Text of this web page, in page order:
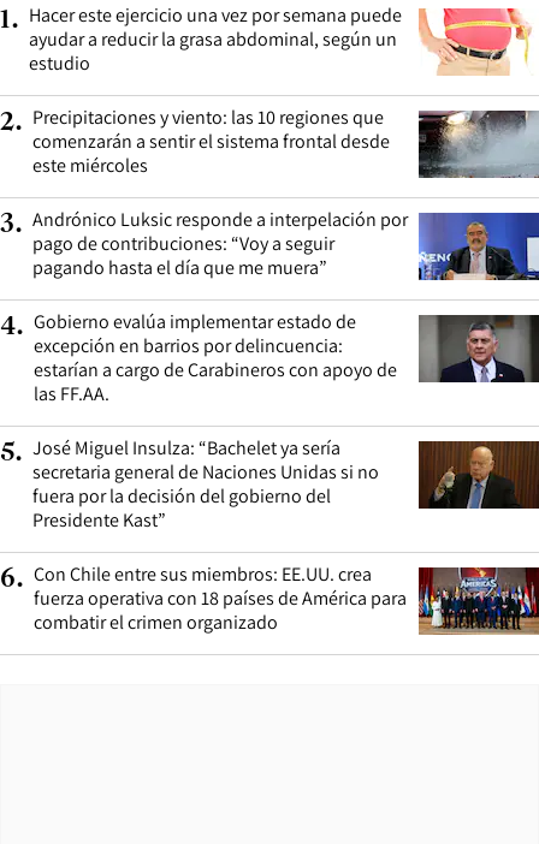
1. Hacer este ejercicio una vez por semana puede
ayudar a reducir la grasa abdominal, según un
estudio
2. Precipitaciones y viento: las 10 regiones que
comenzarán a sentir el sistema frontal desde
este miércoles
3. Andrónico Luksic responde a interpelación por
pago de contribuciones: “Voy a seguir
pagando hasta el día que me muera”
4. Gobierno evalúa implementar estado de
excepción en barrios por delincuencia:
estarían a cargo de Carabineros con apoyo de
las FF.AA.
5. José Miguel Insulza: “Bachelet ya sería
secretaria general de Naciones Unidas si no
fuera por la decisión del gobierno del
Presidente Kast”
6. Con Chile entre sus miembros: EE.UU. crea
fuerza operativa con 18 países de América para
combatir el crimen organizado